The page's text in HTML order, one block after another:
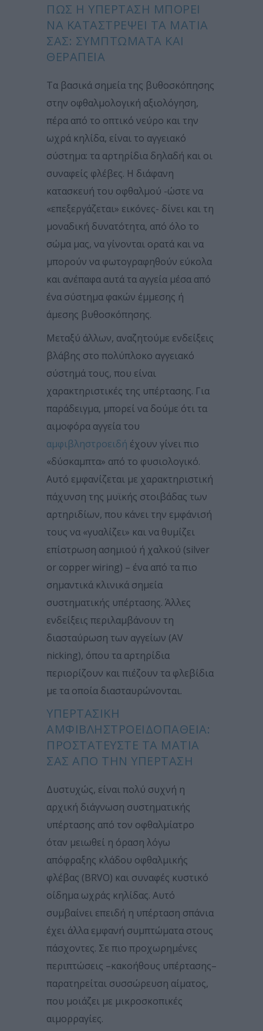
ΠΏΣ Η ΥΠΈΡΤΑΣΗ ΜΠΟΡΕΊ
ΝΑ ΚΑΤΑΣΤΡΈΨΕΙ ΤΑ ΜΆΤΙΑ
ΣΑΣ: ΣΥΜΠΤΏΜΑΤΑ ΚΑΙ
ΘΕΡΑΠΕΊΑ
Τα βασικά σημεία της βυθοσκόπησης
στην οφθαλμολογική αξιολόγηση,
πέρα από το οπτικό νεύρο και την
ωχρά κηλίδα, είναι το αγγειακό
σύστημα: τα αρτηρίδια δηλαδή και οι
συναφείς φλέβες. Η διάφανη
κατασκευή του οφθαλμού -ώστε να
«επεξεργάζεται» εικόνες- δίνει και τη
μοναδική δυνατότητα, από όλο το
σώμα μας, να γίνονται ορατά και να
μπορούν να φωτογραφηθούν εύκολα
και ανέπαφα αυτά τα αγγεία μέσα από
ένα σύστημα φακών έμμεσης ή
άμεσης βυθοσκόπησης.
Μεταξύ άλλων, αναζητούμε ενδείξεις
βλάβης στο πολύπλοκο αγγειακό
σύστημά τους, που είναι
χαρακτηριστικές της υπέρτασης. Για
παράδειγμα, μπορεί να δούμε ότι τα
αιμοφόρα αγγεία του
αμφιβληστροειδή έχουν γίνει πιο
«δύσκαμπτα» από το φυσιολογικό.
Αυτό εμφανίζεται με χαρακτηριστική
πάχυνση της μυϊκής στοιβάδας των
αρτηριδίων, που κάνει την εμφάνισή
τους να «γυαλίζει» και να θυμίζει
επίστρωση ασημιού ή χαλκού (silver
or copper wiring) – ένα από τα πιο
σημαντικά κλινικά σημεία
συστηματικής υπέρτασης. Άλλες
ενδείξεις περιλαμβάνουν τη
διασταύρωση των αγγείων (AV
nicking), όπου τα αρτηρίδια
περιορίζουν και πιέζουν τα φλεβίδια
με τα οποία διασταυρώνονται.
ΥΠΕΡΤΑΣΙΚΉ
ΑΜΦΙΒΛΗΣΤΡΟΕΙΔΟΠΆΘΕΙΑ:
ΠΡΟΣΤΑΤΕΎΣΤΕ ΤΑ ΜΆΤΙΑ
ΣΑΣ ΑΠΌ ΤΗΝ ΥΠΈΡΤΑΣΗ
Δυστυχώς, είναι πολύ συχνή η
αρχική διάγνωση συστηματικής
υπέρτασης από τον οφθαλμίατρο
όταν μειωθεί η όραση λόγω
απόφραξης κλάδου οφθαλμικής
φλέβας (BRVO) και συναφές κυστικό
οίδημα ωχράς κηλίδας. Αυτό
συμβαίνει επειδή η υπέρταση σπάνια
έχει άλλα εμφανή συμπτώματα στους
πάσχοντες. Σε πιο προχωρημένες
περιπτώσεις –κακοήθους υπέρτασης–
παρατηρείται συσσώρευση αίματος,
που μοιάζει με μικροσκοπικές
αιμορραγίες.